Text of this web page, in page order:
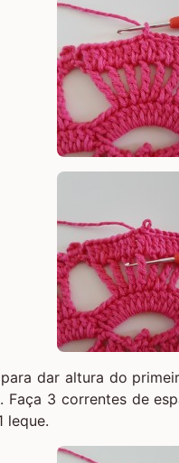
dar altura do
Faça 3 correntes de
leque.